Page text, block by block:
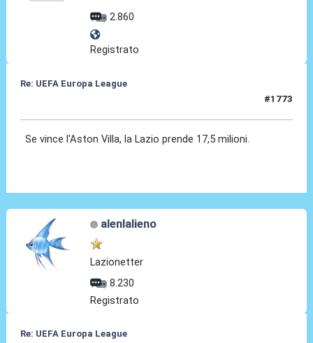
2.860
Registrato
Re: UEFA Europa League
#1773
Se vince l'Aston Villa, la Lazio prende 17,5 milioni.
alenlalieno
Lazionetter
8.230
Registrato
Re: UEFA Europa League